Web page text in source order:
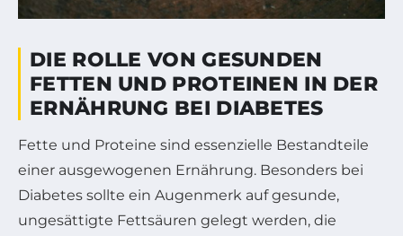
DIE ROLLE VON GESUNDEN
FETTEN UND PROTEINEN IN DER
ERNÄHRUNG BEI DIABETES
Fette und Proteine sind essenzielle Bestandteile
einer ausgewogenen Ernährung. Besonders bei
Diabetes sollte ein Augenmerk auf gesunde,
ungesättigte Fettsäuren gelegt werden, die